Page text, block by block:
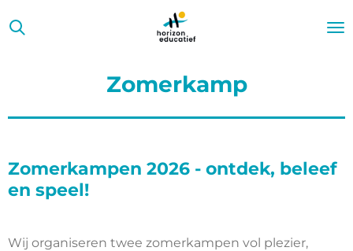
direct
Zomerkamp
Zomerkampen 2026 - ontdek, beleef
en speel!
Wij organiseren twee zomerkampen vol plezier,